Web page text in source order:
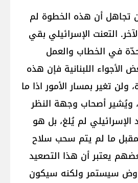
تجاهل أن هذه الخطوة لم
التعنت الإسرائيلي بقي
في الخطاب والعمل
الأجواء اللبنانية فإن هذه
تغير بمسار الأمور اذا ما
ويُشير أصحاب وجهة النظر
لم يُلغ، بل هو
ما لم يتم سحب سلاح
يعتبر أن هذا التصعيد
سيستمر ولكنه سيكون